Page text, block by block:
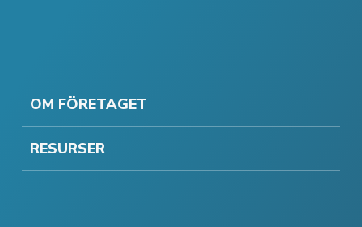
OM FÖRETAGET
RESURSER